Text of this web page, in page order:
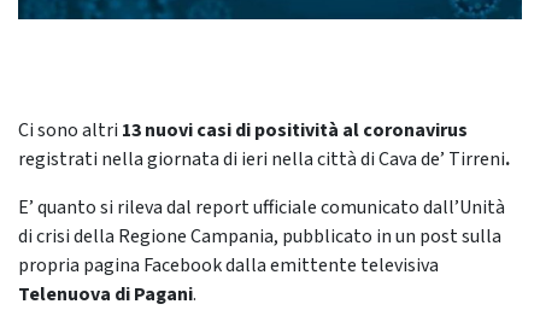
Ci sono altri 13 nuovi casi di positività al coronavirus
registrati nella giornata di ieri nella città di Cava de’ Tirreni.
E’ quanto si rileva dal report ufficiale comunicato dall’Unità
di crisi della Regione Campania, pubblicato in un post sulla
propria pagina Facebook dalla emittente televisiva
Telenuova di Pagani.